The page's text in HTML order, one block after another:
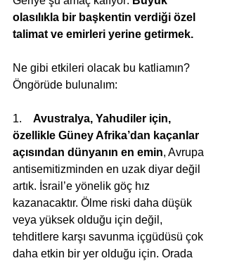
olasılıkla bir başkentin verdiği özel
talimat ve emirleri yerine getirmek.
Ne gibi etkileri olacak bu katliamın?
Öngörüde bulunalım:
1. Avustralya, Yahudiler için,
özellikle Güney Afrika’dan kaçanlar
açısından dünyanın en emin, Avrupa
antisemitizminden en uzak diyar değil
artık. İsrail’e yönelik göç hız
kazanacaktır. Ölme riski daha düşük
veya yüksek olduğu için değil,
tehditlere karşı savunma içgüdüsü çok
daha etkin bir yer olduğu için. Orada